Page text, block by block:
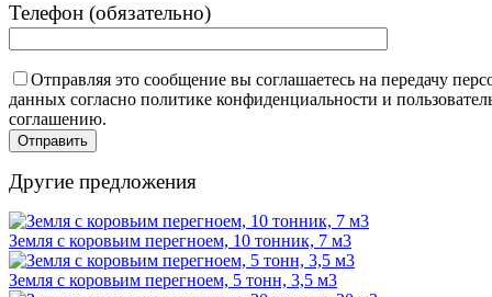
Телефон (обязательно)
Отправляя это сообщение вы соглашаетесь на передачу
данных согласно политике конфиденциальности и
соглашению.
Другие предложения
Земля с коровьим перегноем, 10 тонник, 7 м3
Земля с коровьим перегноем, 5 тонн, 3,5 м3